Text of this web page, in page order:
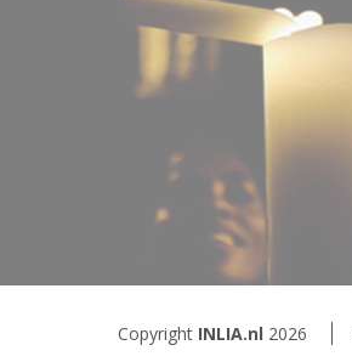
Copyright INLIA.nl 2026